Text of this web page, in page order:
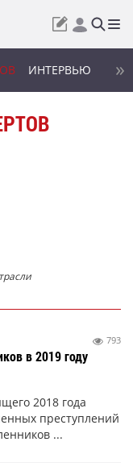
ИНТЕРВЬЮ
793
в 2019 году
2018 года
преступлений
...